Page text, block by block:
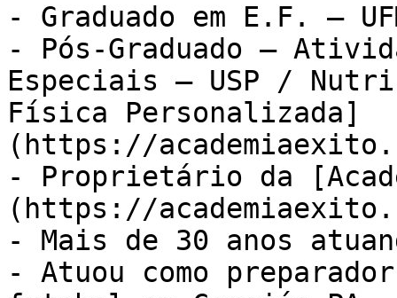
- Graduado em E.F. –
- Pós-Graduado –
Especiais – USP /
Física Personalizada]
(https://
- Proprietário da
(https://
- Mais de 30 anos
- Atuou como